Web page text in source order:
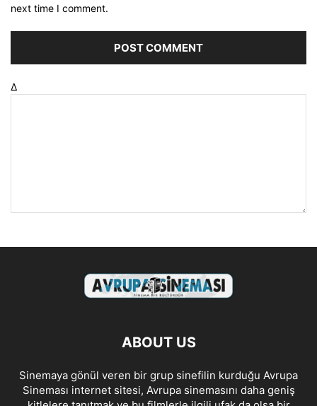
next time I comment.
Δ
ABOUT US
Sinemaya gönül veren bir grup sinefilin kurduğu Avrupa
Sineması internet sitesi, Avrupa sinemasını daha geniş